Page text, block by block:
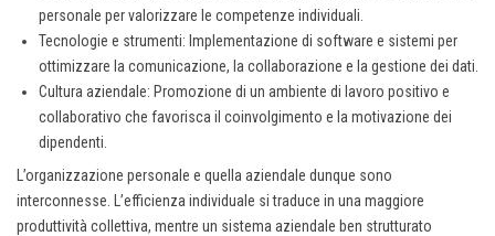
personale per valorizzare le competenze individuali.
Tecnologie e strumenti: Implementazione di software e sistemi per
ottimizzare la comunicazione, la collaborazione e la gestione dei dati.
Cultura aziendale: Promozione di un ambiente di lavoro positivo e
collaborativo che favorisca il coinvolgimento e la motivazione dei
dipendenti.
L’organizzazione personale e quella aziendale dunque sono
interconnesse. L’efficienza individuale si traduce in una maggiore
produttività collettiva, mentre un sistema aziendale ben strutturato